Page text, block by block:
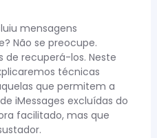
mensagens
Não se preocupe.
de recuperá-los. Neste
técnicas
que permitem a
iMessages excluídas do
facilitado, mas que